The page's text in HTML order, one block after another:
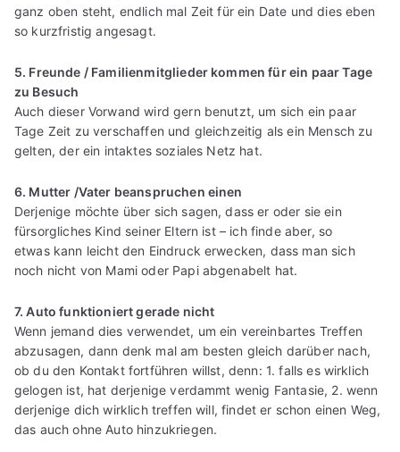
ganz oben steht, endlich mal Zeit für ein Date und dies eben
so kurzfristig angesagt.
5. Freunde / Familienmitglieder kommen für ein paar Tage
zu Besuch
Auch dieser Vorwand wird gern benutzt, um sich ein paar
Tage Zeit zu verschaffen und gleichzeitig als ein Mensch zu
gelten, der ein intaktes soziales Netz hat.
6. Mutter /Vater beanspruchen einen
Derjenige möchte über sich sagen, dass er oder sie ein
fürsorgliches Kind seiner Eltern ist – ich finde aber, so
etwas kann leicht den Eindruck erwecken, dass man sich
noch nicht von Mami oder Papi abgenabelt hat.
7. Auto funktioniert gerade nicht
Wenn jemand dies verwendet, um ein vereinbartes Treffen
abzusagen, dann denk mal am besten gleich darüber nach,
ob du den Kontakt fortführen willst, denn: 1. falls es wirklich
gelogen ist, hat derjenige verdammt wenig Fantasie, 2. wenn
derjenige dich wirklich treffen will, findet er schon einen Weg,
das auch ohne Auto hinzukriegen.